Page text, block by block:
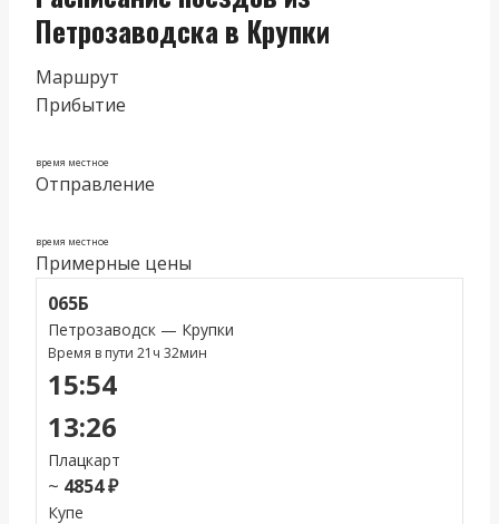
Петрозаводска в Крупки
Маршрут
Прибытие
время местное
Отправление
время местное
Примерные цены
065Б
Петрозаводск — Крупки
Время в пути 21ч 32мин
15:54
13:26
Плацкарт
~ 4854 ₽
Купе